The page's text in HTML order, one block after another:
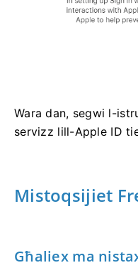
Wara dan, segwi l-
servizz lill-Apple ID
Mistoqsijiet
Għaliex ma